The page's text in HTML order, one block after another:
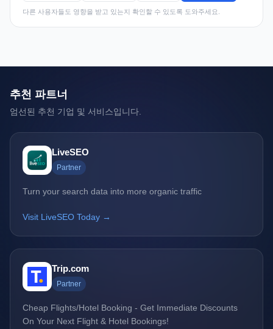
다른 사용자들도 영향을 받고 있는지 확인할 수 있도록 도와주세요.
추천 파트너
엄선된 추천 기업 및 서비스입니다.
LiveSEO
Partner
Turn your search data into more organic traffic
Visit LiveSEO Today →
Trip.com
Partner
Cheap Flights/Hotel Booking - Get Immediate Discounts
On Your Next Flight & Hotel Bookings!